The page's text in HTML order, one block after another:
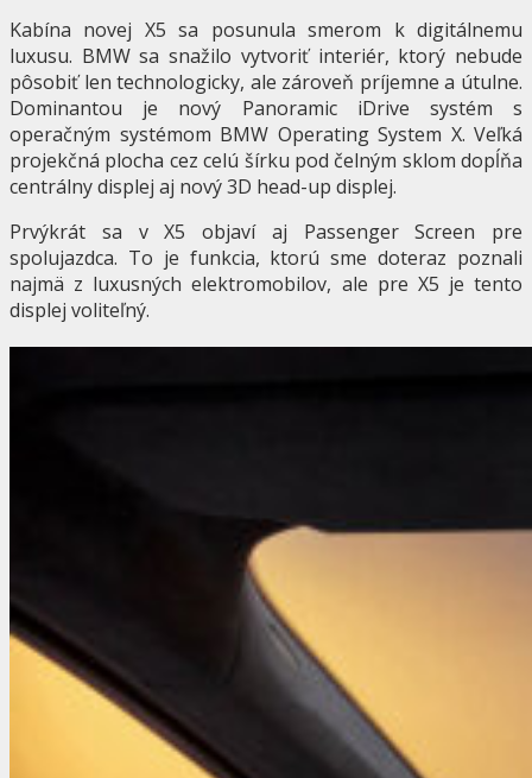
Kabína novej X5 sa posunula smerom k digitálnemu
luxusu. BMW sa snažilo vytvoriť interiér, ktorý nebude
pôsobiť len technologicky, ale zároveň príjemne a útulne.
Dominantou je nový Panoramic iDrive systém s
operačným systémom BMW Operating System X. Veľká
projekčná plocha cez celú šírku pod čelným sklom dopĺňa
centrálny displej aj nový 3D head-up displej.
Prvýkrát sa v X5 objaví aj Passenger Screen pre
spolujazdca. To je funkcia, ktorú sme doteraz poznali
najmä z luxusných elektromobilov, ale pre X5 je tento
displej voliteľný.